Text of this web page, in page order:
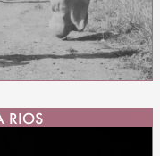
RIOS